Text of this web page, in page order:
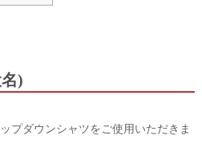
)
プダウンシャツをご使用いただきま